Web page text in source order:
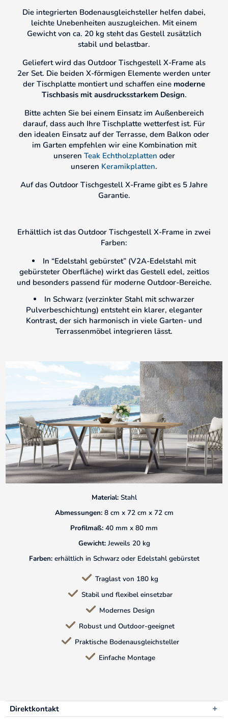
Die integrierten Bodenausgleichsteller helfen dabei,
leichte Unebenheiten auszugleichen. Mit einem
Gewicht von ca. 20 kg steht das Gestell zusätzlich
stabil und belastbar.
Geliefert wird das Outdoor Tischgestell X-Frame als
2er Set. Die beiden X-förmigen Elemente werden unter
der Tischplatte montiert und schaffen eine moderne
Tischbasis mit ausdrucksstarkem Design.
Bitte achten Sie bei einem Einsatz im Außenbereich
darauf, dass auch Ihre Tischplatte wetterfest ist. Für
den idealen Einsatz auf der Terrasse, dem Balkon oder
im Garten empfehlen wir eine Kombination mit
unseren Teak Echtholzplatten oder
unseren Keramikplatten.
Auf das Outdoor Tischgestell X-Frame gibt es 5 Jahre
Garantie.
Erhältlich ist das Outdoor Tischgestell X-Frame in zwei
Farben:
In “Edelstahl gebürstet” (V2A-Edelstahl mit
gebürsteter Oberfläche) wirkt das Gestell edel, zeitlos
und besonders passend für moderne Outdoor-Bereiche.
In Schwarz (verzinkter Stahl mit schwarzer
Pulverbeschichtung) entsteht ein klarer, eleganter
Kontrast, der sich harmonisch in viele Garten- und
Terrassenmöbel integrieren lässt.
Traglast von 180 kg
Stabil und flexibel einsetzbar
Modernes Design
Robust und Outdoor-geeignet
Praktische Bodenausgleichsteller
Einfache Montage
Material:Stahl
Abmessungen:8 cm x 72 cm x 72 cm
Profilmaß: 40 mm x 80 mm
Gewicht:Jeweils 20 kg
Farben:erhältlich in Schwarz oder Edelstahl gebürstet
Direktkontakt